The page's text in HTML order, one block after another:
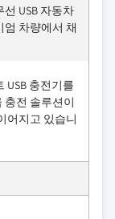
USB 자동차
엄 차량에서 채
USB 충전기를
충전 솔루션이
어지고 있습니